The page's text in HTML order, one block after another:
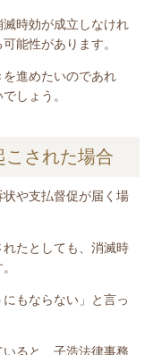
時効が成立しなけれ
能性があります。
進めたいのであれ
しょう。
された場合
状や支払督促が届く場
たとしても、消滅時
もならない」と言っ
ると、子浩法律事務